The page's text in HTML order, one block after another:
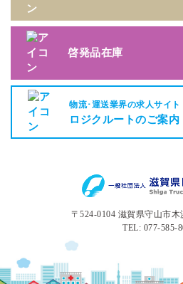
啓発品在庫
物流･運送業界の求人サイト
ロジクルートのご案内
〒524-0104 滋賀県守山市
TEL: 077-585-